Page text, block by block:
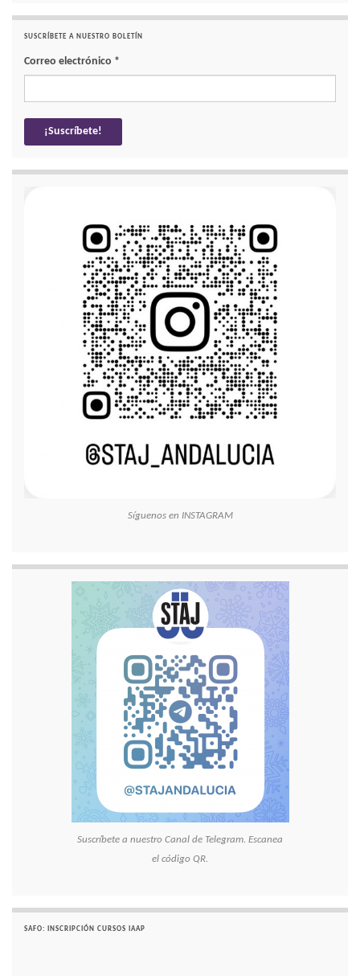
SUSCRÍBETE A NUESTRO BOLETÍN
Correo electrónico *
Síguenos en INSTAGRAM
Suscríbete a nuestro Canal de Telegram. Escanea
el código QR.
SAFO: INSCRIPCIÓN CURSOS IAAP